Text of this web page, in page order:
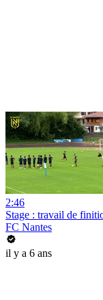
2:46
Stage : travail de
FC Nantes
il y a 6 ans